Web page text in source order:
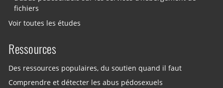
fichiers
Voir toutes les études
Ressources
Des ressources populaires, du soutien quand il faut
Comprendre et détecter les abus pédosexuels